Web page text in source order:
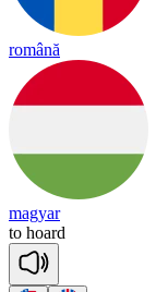
română
magyar
to hoard